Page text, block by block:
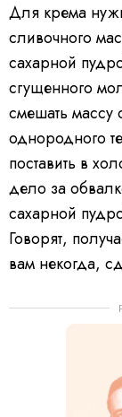
Для крема
сливочного
сахарной
сгущенного
смешать массу
однородного
поставить в
дело за
сахарной
Говорят,
вам некогда,